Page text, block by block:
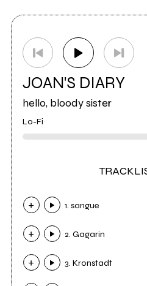
JOAN'S DIARY
hello, bloody sister
Lo-Fi
1. sangue
2. Gagarin
3. Kronstadt